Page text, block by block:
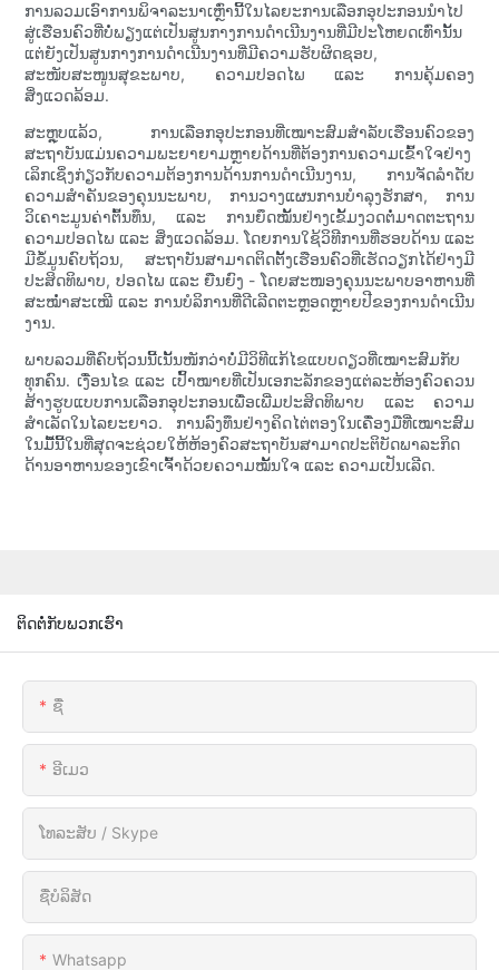
ການລວມເອົາການພິຈາລະນາເຫຼົ່ານີ້ໃນໄລຍະການເລືອກອຸປະກອນນຳໄປ
ສູ່ເຮືອນຄົວທີ່ບໍ່ພຽງແຕ່ເປັນສູນກາງການດຳເນີນງານທີ່ມີປະໂຫຍດເທົ່ານັ້ນ
ແຕ່ຍັງເປັນສູນກາງການດຳເນີນງານທີ່ມີຄວາມຮັບຜິດຊອບ,
ສະໜັບສະໜູນສຸຂະພາບ, ຄວາມປອດໄພ ແລະ ການຄຸ້ມຄອງ
ສິ່ງແວດລ້ອມ.
ສະຫຼຸບແລ້ວ, ການເລືອກອຸປະກອນທີ່ເໝາະສົມສຳລັບເຮືອນຄົວຂອງ
ສະຖາບັນແມ່ນຄວາມພະຍາຍາມຫຼາຍດ້ານທີ່ຕ້ອງການຄວາມເຂົ້າໃຈຢ່າງ
ເລິກເຊິ່ງກ່ຽວກັບຄວາມຕ້ອງການດ້ານການດຳເນີນງານ, ການຈັດລຳດັບ
ຄວາມສຳຄັນຂອງຄຸນນະພາບ, ການວາງແຜນການບຳລຸງຮັກສາ, ການ
ວິເຄາະມູນຄ່າຕົ້ນທຶນ, ແລະ ການຍຶດໝັ້ນຢ່າງເຂັ້ມງວດຕໍ່ມາດຕະຖານ
ຄວາມປອດໄພ ແລະ ສິ່ງແວດລ້ອມ. ໂດຍການໃຊ້ວິທີການທີ່ຮອບດ້ານ ແລະ
ມີຂໍ້ມູນຄົບຖ້ວນ, ສະຖາບັນສາມາດຕິດຕັ້ງເຮືອນຄົວທີ່ເຮັດວຽກໄດ້ຢ່າງມີ
ປະສິດທິພາບ, ປອດໄພ ແລະ ຍືນຍົງ - ໂດຍສະໜອງຄຸນນະພາບອາຫານທີ່
ສະໝໍ່າສະເໝີ ແລະ ການບໍລິການທີ່ດີເລີດຕະຫຼອດຫຼາຍປີຂອງການດຳເນີນ
ງານ.
ພາບລວມທີ່ຄົບຖ້ວນນີ້ເນັ້ນໜັກວ່າບໍ່ມີວິທີແກ້ໄຂແບບດຽວທີ່ເໝາະສົມກັບ
ທຸກຄົນ. ເງື່ອນໄຂ ແລະ ເປົ້າໝາຍທີ່ເປັນເອກະລັກຂອງແຕ່ລະຫ້ອງຄົວຄວນ
ສ້າງຮູບແບບການເລືອກອຸປະກອນເພື່ອເພີ່ມປະສິດທິພາບ ແລະ ຄວາມ
ສຳເລັດໃນໄລຍະຍາວ. ການລົງທຶນຢ່າງຄິດໄຕ່ຕອງໃນເຄື່ອງມືທີ່ເໝາະສົມ
ໃນມື້ນີ້ໃນທີ່ສຸດຈະຊ່ວຍໃຫ້ຫ້ອງຄົວສະຖາບັນສາມາດປະຕິບັດພາລະກິດ
ດ້ານອາຫານຂອງເຂົາເຈົ້າດ້ວຍຄວາມໝັ້ນໃຈ ແລະ ຄວາມເປັນເລີດ.
ຕິດຕໍ່ກັບພວກເຮົາ
ຊື່
ອີເມວ
ໂທລະສັບ / Skype
ຊື່ບໍລິສັດ
Whatsapp